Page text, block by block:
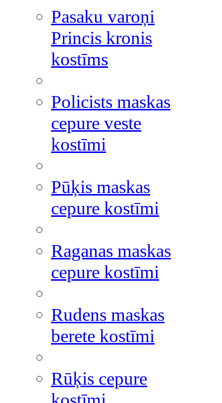
Pasaku varoņi
Princis kronis
kostīms
Policists maskas
cepure veste
kostīmi
Pūķis maskas
cepure kostīmi
Raganas maskas
cepure kostīmi
Rudens maskas
berete kostīmi
Rūķis cepure